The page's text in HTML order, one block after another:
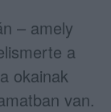
– amely
a
okainak
van.